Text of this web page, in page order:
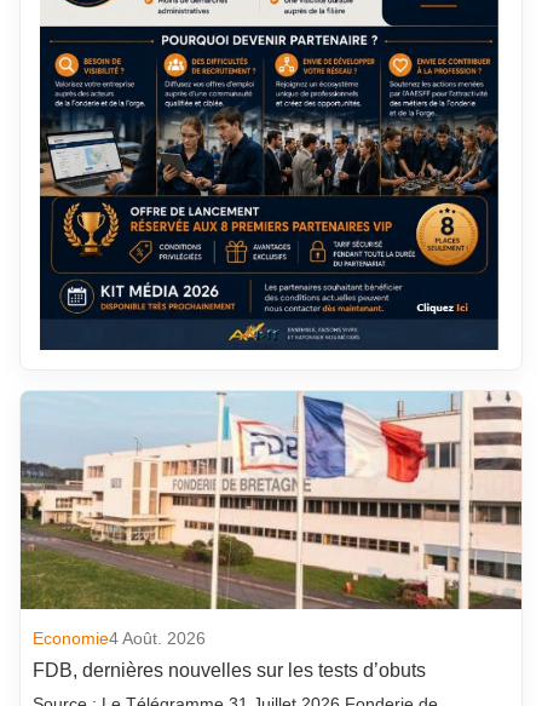
Economie4 Août. 2026
FDB, dernières nouvelles sur les tests d’obuts